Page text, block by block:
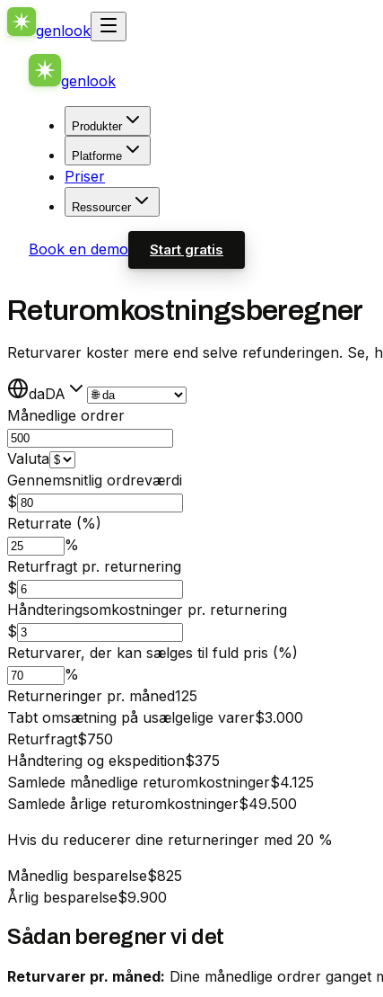
genlook
genlook
Produkter
Platforme
Priser
Ressourcer
Book en demo Start gratis
Returomkostningsberegner
Returvarer koster mere end selve refunderingen. Se,
daDA
Månedlige ordrer
Valuta
Gennemsnitlig ordreværdi
$
Returrate (%)
%
Returfragt pr. returnering
$
Håndteringsomkostninger pr. returnering
$
Returvarer, der kan sælges til fuld pris (%)
%
Returneringer pr. måned125
Tabt omsætning på usælgelige varer$3.000
Returfragt$750
Håndtering og ekspedition$375
Samlede månedlige returomkostninger$4.125
Samlede årlige returomkostninger$49.500
Hvis du reducerer dine returneringer med 20 %
Månedlig besparelse$825
Årlig besparelse$9.900
Sådan beregner vi det
Returvarer pr. måned: Dine månedlige ordrer ganget